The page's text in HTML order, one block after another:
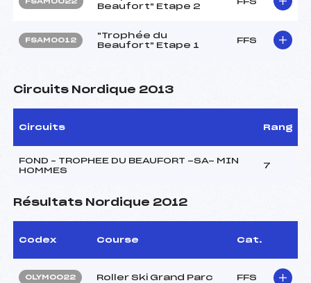
Beaufort" Etape 2
FSAM0012
"Trophée du
Beaufort" Etape 1
FFS
Circuits Nordique 2013
Circuits Rang
FOND – TROPHEE DU BEAUFORT -SA- MIN
HOMMES
7
Résultats Nordique 2012
Codex Course Cat.
OLYM0022 Roller Ski Grand Parc FFS